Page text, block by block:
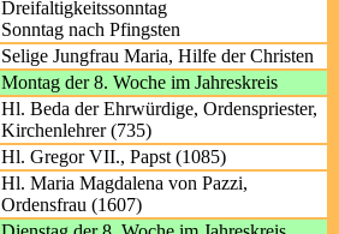
Dreifaltigkeitssonntag
Sonntag nach Pfingsten
Selige Jungfrau Maria, Hilfe der Christen
Montag der 8. Woche im Jahreskreis
Hl. Beda der Ehrwürdige, Ordenspriester,
Kirchenlehrer (735)
Hl. Gregor VII., Papst (1085)
Hl. Maria Magdalena von Pazzi,
Ordensfrau (1607)